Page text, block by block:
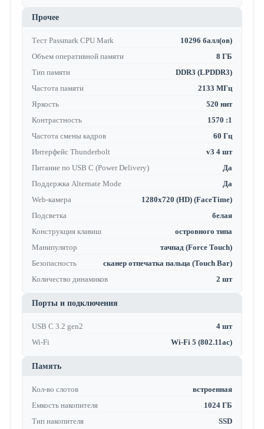
Прочее
Тест Passmark CPU Mark
10296 балл(ов)
Объем оперативной памяти
8 ГБ
Тип памяти
DDR3 (LPDDR3)
Частота памяти
2133 МГц
Яркость
520 нит
Контрастность
1570 :1
Частота смены кадров
60 Гц
Интерфейс Thunderbolt
v3 4 шт
Питание по USB C (Power Delivery)
Да
Поддержка Alternate Mode
Да
Web-камера
1280x720 (HD) (FaceTime)
Подсветка
белая
Конструкция клавиш
островного типа
Манипулятор
тачпад (Force Touch)
Безопасность
сканер отпечатка пальца (Touch Bar)
Количество динамиков
2 шт
Порты и подключения
USB C 3.2 gen2
4 шт
Wi-Fi
Wi-Fi 5 (802.11ac)
Память
Кол-во слотов
встроенная
Емкость накопителя
1024 ГБ
Тип накопителя
SSD